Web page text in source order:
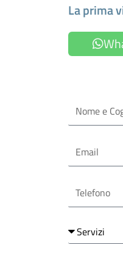
La prima
Cognome
Servizi